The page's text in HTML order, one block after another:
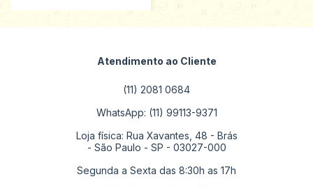
Atendimento ao Cliente
(11) 2081 0684
WhatsApp: (11) 99113-9371
Loja física: Rua Xavantes, 48 - Brás
- São Paulo - SP - 03027-000
Segunda a Sexta das 8:30h as 17h